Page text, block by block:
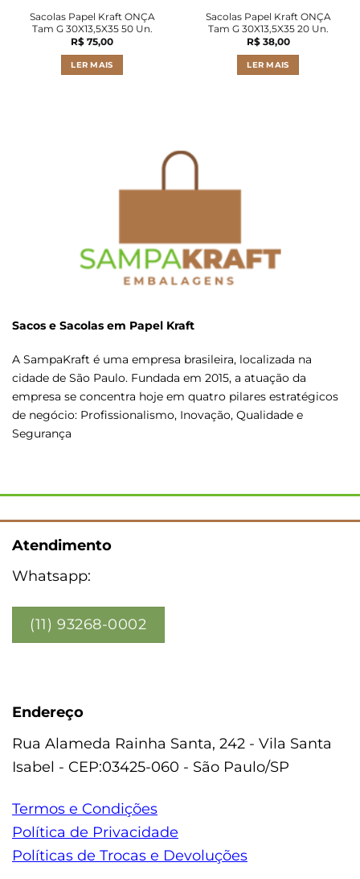
Sacolas Papel Kraft ONÇA
Tam G 30X13,5X35 50 Un.
R$ 75,00
LER MAIS
Sacolas Papel Kraft ONÇA
Tam G 30X13,5X35 20 Un.
R$38,00
LER MAIS
Sacos e Sacolas em Papel Kraft
A SampaKraft é uma empresa brasileira, localizada na
cidade de São Paulo. Fundada em 2015, a atuação da
empresa se concentra hoje em quatro pilares estratégicos
de negócio: Profissionalismo, Inovação, Qualidade e
Segurança
Atendimento
Whatsapp:
(11) 93268-0002
Endereço
Rua Alameda Rainha Santa, 242 - Vila Santa
Isabel - CEP:03425-060 - São Paulo/SP
Termos e Condições
Política de Privacidade
Políticas de Trocas e Devoluções